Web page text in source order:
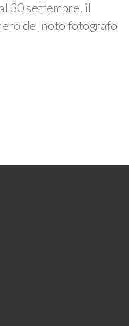
30 settembre, il
del noto fotografo